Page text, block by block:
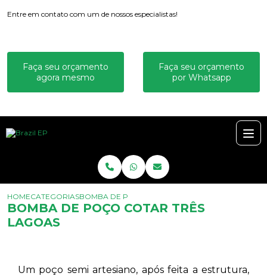
Entre em contato com um de nossos especialistas!
Faça seu orçamento
agora mesmo
Faça seu orçamento
por Whatsapp
HOMECATEGORIASBOMBA DE POÇO COTAR TRÊS LAGOAS
BOMBA DE POÇO COTAR TRÊS
LAGOAS
Um poço semi artesiano, após feita a estrutura,